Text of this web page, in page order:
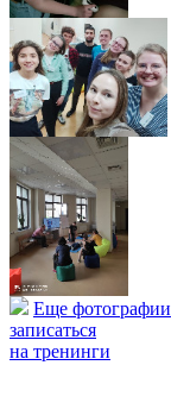
Еще фотографии
записаться
на тренинги